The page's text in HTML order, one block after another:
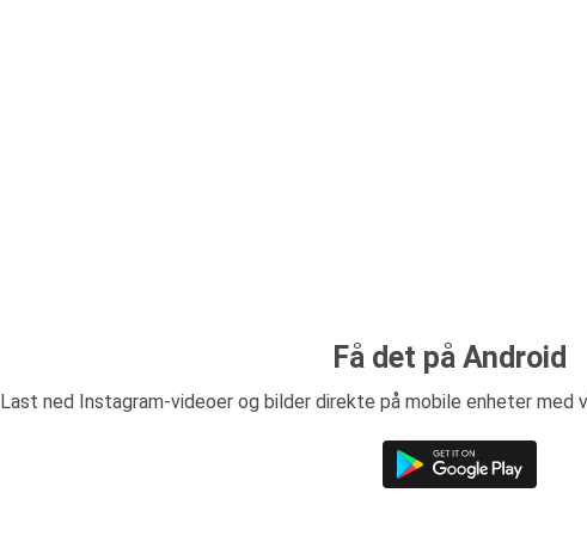
Få det på Android
Last ned Instagram-videoer og bilder direkte på mobile enheter med